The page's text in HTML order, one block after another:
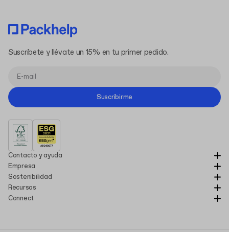
Contacto y ayuda
Empresa
Sostenibilidad
Recursos
Connect
Suscríbete y llévate un 15% en tu primer pedido.
Suscribirme